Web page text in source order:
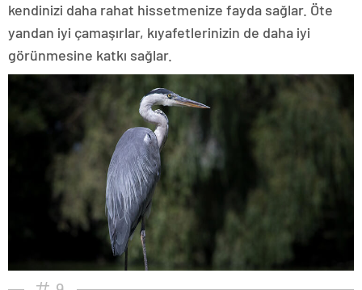
kendinizi daha rahat hissetmenize fayda sağlar. Öte
yandan iyi çamaşırlar, kıyafetlerinizin de daha iyi
görünmesine katkı sağlar.